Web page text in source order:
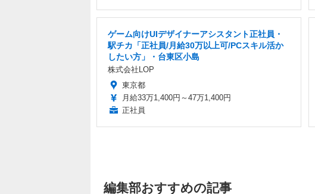
ゲーム向けUIデザイナーアシスタント正社員・
駅チカ「正社員/月給30万以上可/PCスキル活か
したい方」・台東区小島
株式会社LOP
東京都
月給33万1,400円～47万1,400円
正社員
編集部おすすめの記事